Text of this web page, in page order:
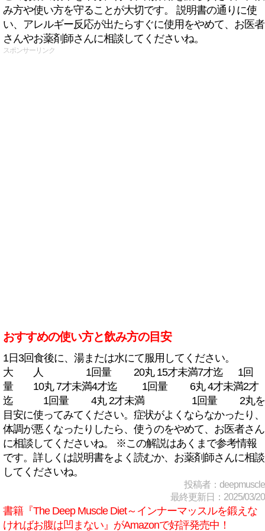
み方や使い方を守ることが大切です。 説明書の通りに使
い、アレルギー反応が出たらすぐに使用をやめて、お医者
さんやお薬剤師さんに相談してくださいね。
スポンサーリンク
おすすめの使い方と飲み方の目安
1日3回食後に、湯または水にて服用してください。
大 人 1回量 20丸 15才未満7才迄 1回
量 10丸 7才未満4才迄 1回量 6丸 4才未満2才
迄 1回量 4丸 2才未満 1回量 2丸を
目安に使ってみてください。症状がよくならなかったり、
体調が悪くなったりしたら、使うのをやめて、お医者さん
に相談してくださいね。 ※この解説はあくまで参考情報
です。詳しくは説明書をよく読むか、お薬剤師さんに相談
してくださいね。
投稿者：deepmuscle
最終更新日：2025/03/20
書籍『The Deep Muscle Diet～インナーマッスルを鍛えな
ければお腹は凹まない』がAmazonで好評発売中！